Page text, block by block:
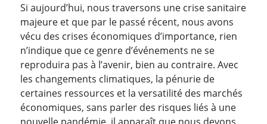
Si aujourd’hui, nous traversons une crise sanitaire
majeure et que par le passé récent, nous avons
vécu des crises économiques d’importance, rien
n’indique que ce genre d’événements ne se
reproduira pas à l’avenir, bien au contraire. Avec
les changements climatiques, la pénurie de
certaines ressources et la versatilité des marchés
économiques, sans parler des risques liés à une